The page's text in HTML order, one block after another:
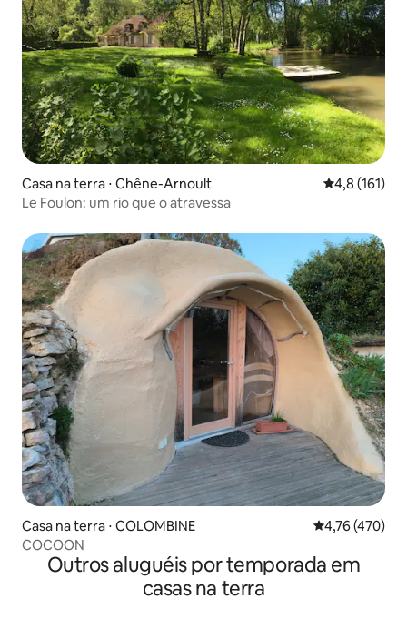
Casa na terra ⋅ Chêne-Arnoult 4,8 de uma
4,8 (161)
Le Foulon: um rio que o atravessa
Casa na terra ⋅ COLOMBINE 4,76 de uma
4,76 (470)
COCOON
Outros aluguéis por temporada em
casas na terra